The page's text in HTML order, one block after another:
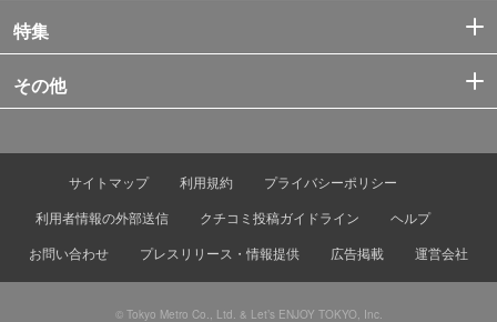
特集
その他
サイトマップ 利用規約
プライバシーポリシー
利用者情報の外部送信
クチコミ投稿ガイドライン
ヘルプ
お問い合わせ
プレスリリース・情報提供 広告掲載 運営会社
© Tokyo Metro Co., Ltd. & Let’s ENJOY TOKYO, Inc.